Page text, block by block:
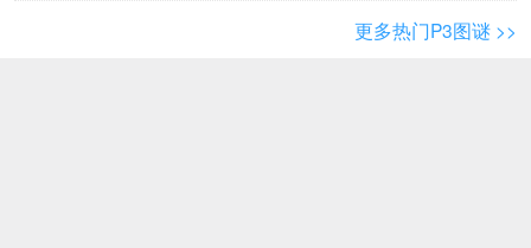
更多热门P3图谜 >>